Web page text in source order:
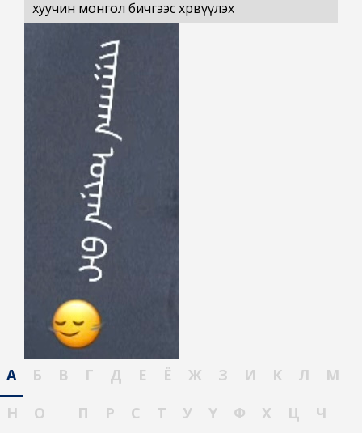
хуучин монгол бичгээс хөрвүүлэх
А Б В Г Д Е Ё Ж З И К Л
М
Н
О П Р С Т У Ү Ф Х Ц
Ч